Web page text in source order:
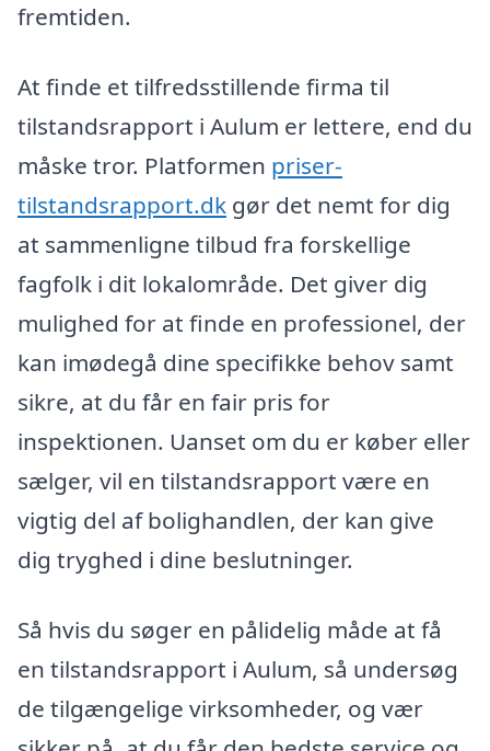
fremtiden.
At finde et tilfredsstillende firma til
tilstandsrapport i Aulum er lettere, end du
måske tror. Platformen priser-
tilstandsrapport.dk gør det nemt for dig
at sammenligne tilbud fra forskellige
fagfolk i dit lokalområde. Det giver dig
mulighed for at finde en professionel, der
kan imødegå dine specifikke behov samt
sikre, at du får en fair pris for
inspektionen. Uanset om du er køber eller
sælger, vil en tilstandsrapport være en
vigtig del af bolighandlen, der kan give
dig tryghed i dine beslutninger.
Så hvis du søger en pålidelig måde at få
en tilstandsrapport i Aulum, så undersøg
de tilgængelige virksomheder, og vær